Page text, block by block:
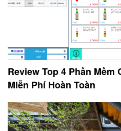
Review Top 4 Phần Mềm
Miễn Phí Hoàn Toàn